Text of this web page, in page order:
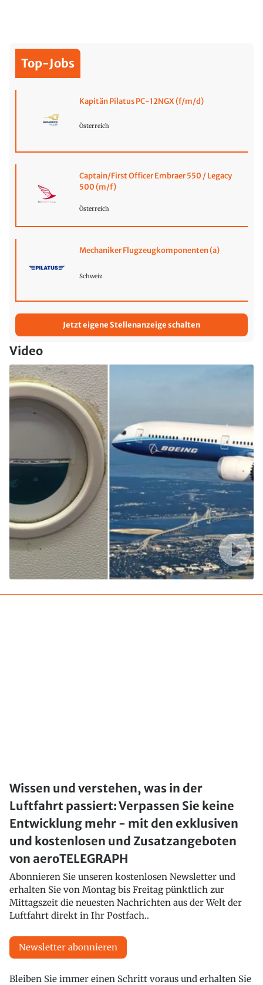
Top-Jobs
Kapitän Pilatus PC-12NGX (f/m/d)
Österreich
Captain/First Officer Embraer 550 / Legacy
500 (m/f)
Österreich
Mechaniker Flugzeugkomponenten (a)
Schweiz
Jetzt eigene Stellenanzeige schalten
Video
Wissen und verstehen, was in der
Luftfahrt passiert: Verpassen Sie keine
Entwicklung mehr - mit den exklusiven
und kostenlosen und Zusatzangeboten
von aeroTELEGRAPH
Abonnieren Sie unseren kostenlosen Newsletter und
erhalten Sie von Montag bis Freitag pünktlich zur
Mittagszeit die neuesten Nachrichten aus der Welt der
Luftfahrt direkt in Ihr Postfach..
Newsletter abonnieren
Bleiben Sie immer einen Schritt voraus und erhalten Sie